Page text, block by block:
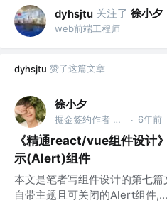
dyhsjtu 关注了 徐小夕
web前端工程师
dyhsjtu 赞了这篇文章
徐小夕
掘金签约作者 @flowmix多模态 · 6年前
《精通react/vue组件设计
示(Alert)组件
本文是笔者写组件设计的第七
自带主题且可关闭的Alert组件,...